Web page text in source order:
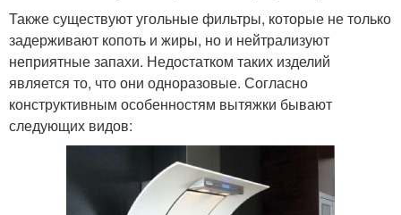
Также существуют угольные фильтры, которые не только
задерживают копоть и жиры, но и нейтрализуют
неприятные запахи. Недостатком таких изделий
является то, что они одноразовые. Согласно
конструктивным особенностям вытяжки бывают
следующих видов: